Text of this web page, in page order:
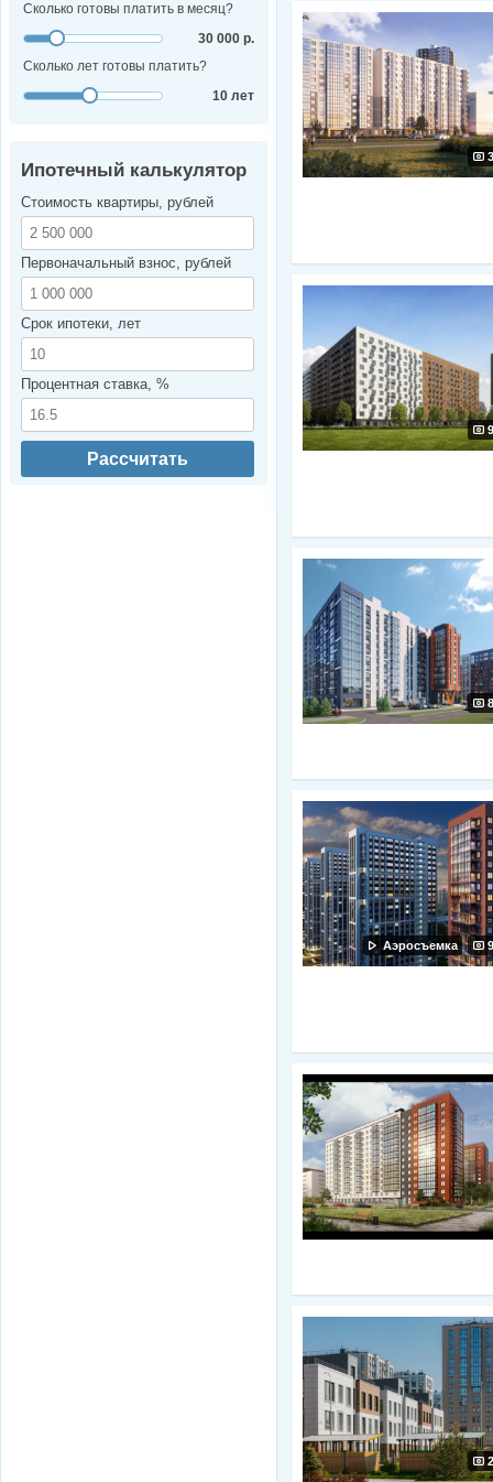
Аэросъемка
Сколько готовы платить в месяц?
30 000 р.
Сколько лет готовы платить?
10 лет
Ипотечный калькулятор
Стоимость квартиры, рублей
Первоначальный взнос, рублей
Срок ипотеки, лет
Процентная ставка, %
Рассчитать